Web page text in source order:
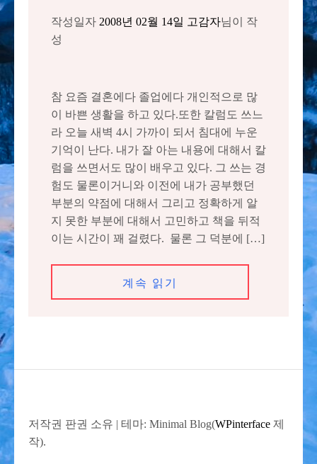
작성일자 2008년 02월 14일 고감자님이 작
성
참 요즘 결혼에다 졸업에다 개인적으로 많
이 바쁜 생활을 하고 있다.또한 칼럼도 쓰느
라 오늘 새벽 4시 가까이 되서 침대에 누운
기억이 난다. 내가 잘 아는 내용에 대해서 칼
럼을 쓰면서도 많이 배우고 있다. 그 쓰는 경
험도 물론이거니와 이전에 내가 공부했던
부분의 약점에 대해서 그리고 정확하게 알
지 못한 부분에 대해서 고민하고 책을 뒤적
이는 시간이 꽤 걸렸다. 물론 그 덕분에 […]
계속 읽기
저작권 판권 소유 | 테마: Minimal Blog(WPinterface 제
작).